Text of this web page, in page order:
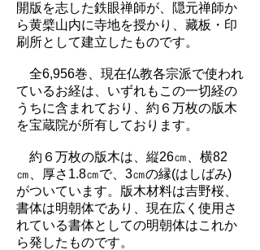
開版を志した鉄眼禅師が、隠元禅師か
ら黄檗山内に寺地を授かり、藏板・印
刷所として建立したものです。
全6,956巻、現在仏教各宗派で使われ
ているお経は、いずれもこの一切経の
うちに含まれており、約６万枚の版木
を宝蔵院が所有しております。
約６万枚の版木は、縦26㎝、横82
㎝、厚さ1.8㎝で、3㎝の縁(はしばみ)
がついています。版木材料は吉野桜、
書体は明朝体であり、現在広く使用さ
れている書体としての明朝体はこれか
ら発したものです。